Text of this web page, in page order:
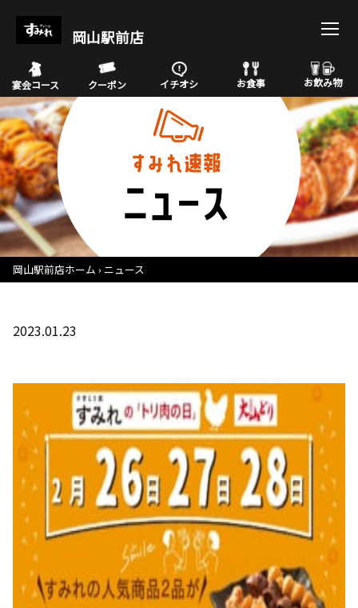
岡山駅前店
宴会コース クーポン イチオシ お食事 お飲み物
岡山駅前店ホーム ニュース
2023.01.23